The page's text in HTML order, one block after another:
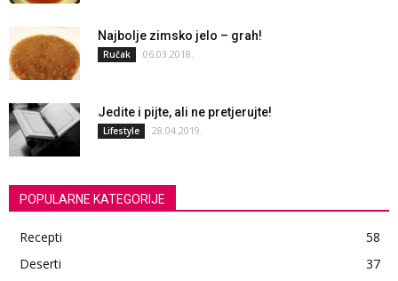
Najbolje zimsko jelo – grah!
Ručak 06.03.2018.
Jedite i pijte, ali ne pretjerujte!
Lifestyle 28.04.2019.
POPULARNE KATEGORIJE
Recepti
58
Deserti
37